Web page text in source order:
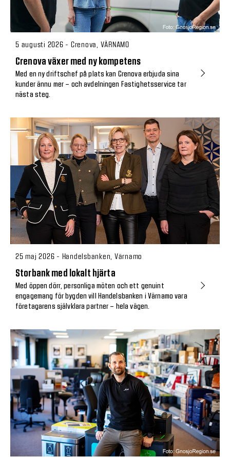
5 augusti 2026 - Crenova, VÄRNAMO
Crenova växer med ny kompetens
Med en ny driftschef på plats kan Crenova erbjuda sina
kunder ännu mer – och avdelningen Fastighetsservice tar
nästa steg.
25 maj 2026 - Handelsbanken, Värnamo
Storbank med lokalt hjärta
Med öppen dörr, personliga möten och ett genuint
engagemang för bygden vill Handelsbanken i Värnamo vara
företagarens självklara partner – hela vägen.